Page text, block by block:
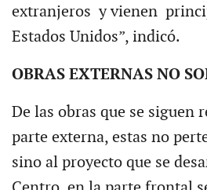
extranjeros y vienen
Estados Unidos”, indicó.
OBRAS EXTERNAS NO
De las obras que se siguen
parte externa, estas no
sino al proyecto que se